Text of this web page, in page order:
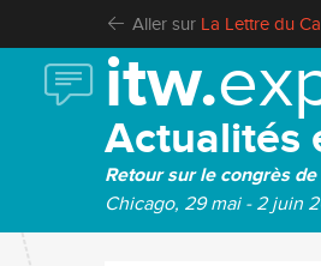
Aller sur La Lettre du
itw.
Actualités
Retour sur le congrès
Chicago, 29 mai - 2 juin